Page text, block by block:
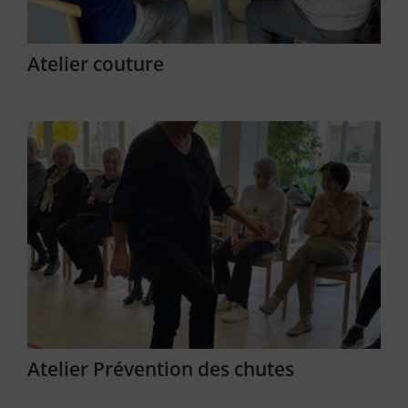
Atelier couture
Atelier Prévention des chutes